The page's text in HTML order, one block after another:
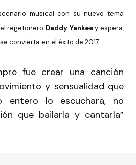
musical con su nuevo tema
regetonero Daddy Yankeey espera,
convierta en el éxito de 2017.
fue crear una canción
y sensualidad que
entero lo escuchara, no
que bailarla y cantarla”